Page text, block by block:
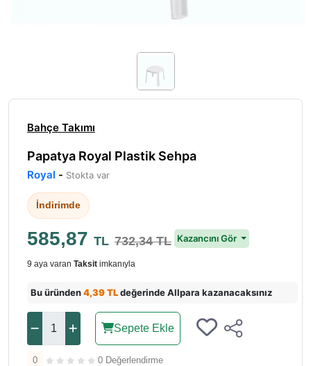
Bahçe Takımı
Papatya Royal Plastik Sehpa
Royal - Stokta var
İndirimde
585,87 TL 732,34 TL Kazancını Gör
9 aya varan Taksit imkanıyla
Bu üründen4,39 TLdeğerinde Allpara kazanacaksınız
Sepete Ekle
0 0 Değerlendirme